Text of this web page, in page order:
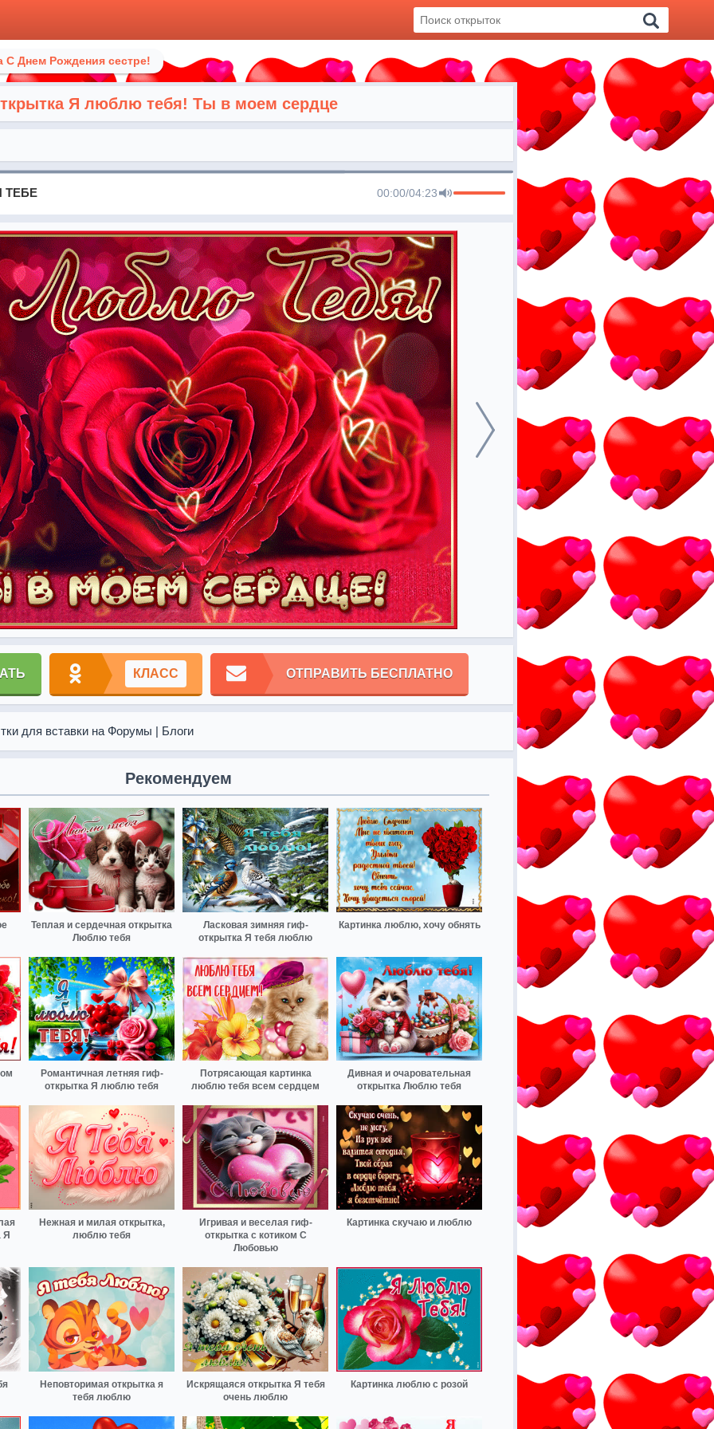
С Днем Рождения сестре!
Я люблю тебя! Ты в моем сердце
00:00/04:23
КЛАСС ОТПРАВИТЬ БЕСПЛАТНО
для вставки на Форумы | Блоги
Рекомендуем
Теплая и сердечная открытка
Люблю тебя
Ласковая зимняя гиф-
открытка Я тебя люблю
Картинка люблю, хочу обнять
Романтичная летняя гиф-
открытка Я люблю тебя
Потрясающая картинка
люблю тебя всем сердцем
Дивная и очаровательная
открытка Люблю тебя
Я
Нежная и милая открытка,
люблю тебя
Игривая и веселая гиф-
открытка с котиком С
Любовью
Картинка скучаю и люблю
Неповторимая открытка я
тебя люблю
Искрящаяся открытка Я тебя
очень люблю
Картинка люблю с розой